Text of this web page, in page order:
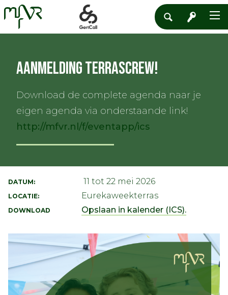
Aanmelding Terrascrew!
Download de complete agenda naar je
eigen agenda via onderstaande link!
http://mfvr.nl/f/eventapp/ics
DATUM: 11 tot 22 mei 2026
LOCATIE: Eurekaweekterras
DOWNLOAD Opslaan in kalender (ICS).